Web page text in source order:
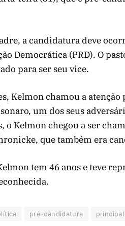
a candidatura deve
Democrática (PRD). O
para ser seu vice.
Kelmon chamou a atenção
um dos seus
o Kelmon chegou a ser
que também era
tem 46 anos e teve
pré-candidatura principal